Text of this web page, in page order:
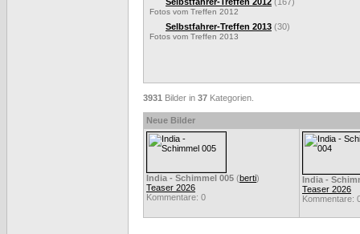
Fotos vom Treffen 2012
Selbstfahrer-Treffen 2013 (30)
Fotos vom Treffen 2013
3931 Bilder in 37 Kategorien.
Neue Bilder
India - Schimmel 005 (berti)
Teaser 2026
Kommentare: 0
India -
Teaser 2026
Kommentare: